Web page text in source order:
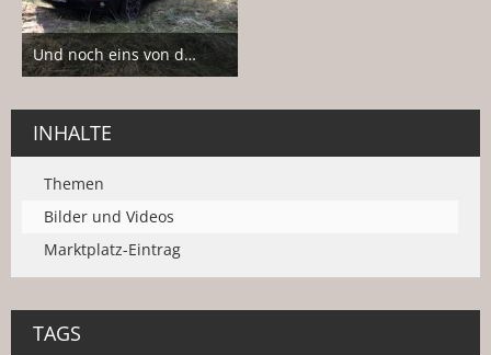
Und noch eins von der heutigen Ausfahrt
4. Februar 2018
INHALTE
Themen
Bilder und Videos
Marktplatz-Eintrag
TAGS